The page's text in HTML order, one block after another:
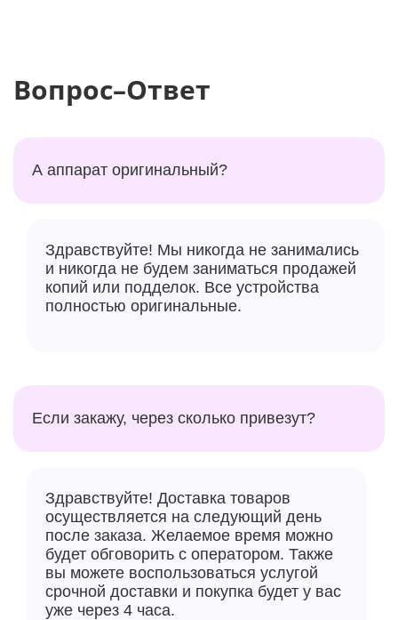
Вопрос–Ответ
А аппарат оригинальный?
Здравствуйте! Мы никогда не занимались
и никогда не будем заниматься продажей
копий или подделок. Все устройства
полностью оригинальные.
Если закажу, через сколько привезут?
Здравствуйте! Доставка товаров
осуществляется на следующий день
после заказа. Желаемое время можно
будет обговорить с оператором. Также
вы можете воспользоваться услугой
срочной доставки и покупка будет у вас
уже через 4 часа.